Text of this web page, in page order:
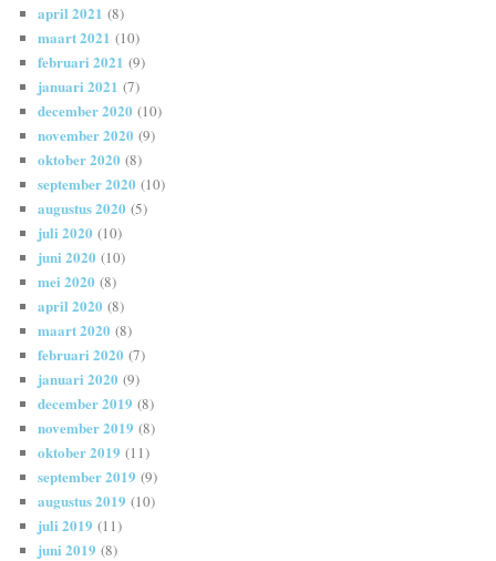
april 2021 (8)
maart 2021 (10)
februari 2021 (9)
januari 2021 (7)
december 2020 (10)
november 2020 (9)
oktober 2020 (8)
september 2020 (10)
augustus 2020 (5)
juli 2020 (10)
juni 2020 (10)
mei 2020 (8)
april 2020 (8)
maart 2020 (8)
februari 2020 (7)
januari 2020 (9)
december 2019 (8)
november 2019 (8)
oktober 2019 (11)
september 2019 (9)
augustus 2019 (10)
juli 2019 (11)
juni 2019 (8)